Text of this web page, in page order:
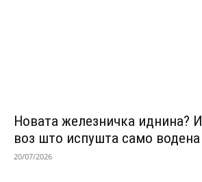
Новата железничка иднина?
воз што испушта само водена
20/07/2026